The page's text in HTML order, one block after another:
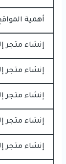
أهمية
إنشاء متجر
إنشاء متجر
إنشاء متجر
إنشاء متجر
إنشاء متجر